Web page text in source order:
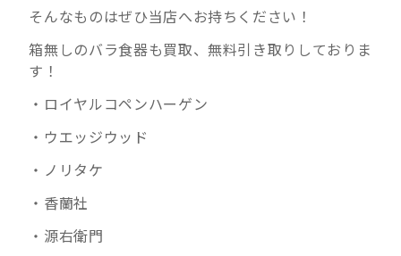
そんなものはぜひ当店へお持ちください！
箱無しのバラ食器も買取、無料引き取りしておりま
す！
・ロイヤルコペンハーゲン
・ウエッジウッド
・ノリタケ
・香蘭社
・源右衛門